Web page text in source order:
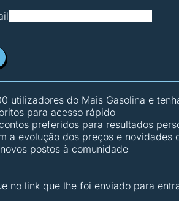
utilizadores do Mais Gasolina e
para acesso rápido
preferidos para resultados
a evolução dos preços e novidades
postos à comunidade
no link que lhe foi enviado para